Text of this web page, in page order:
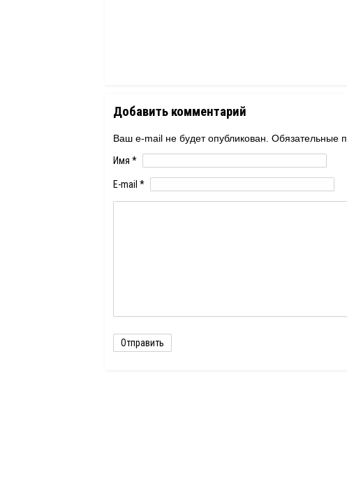
Добавить комментарий
Ваш e-mail не будет опубликован. Обязательные
Имя *
E-mail *